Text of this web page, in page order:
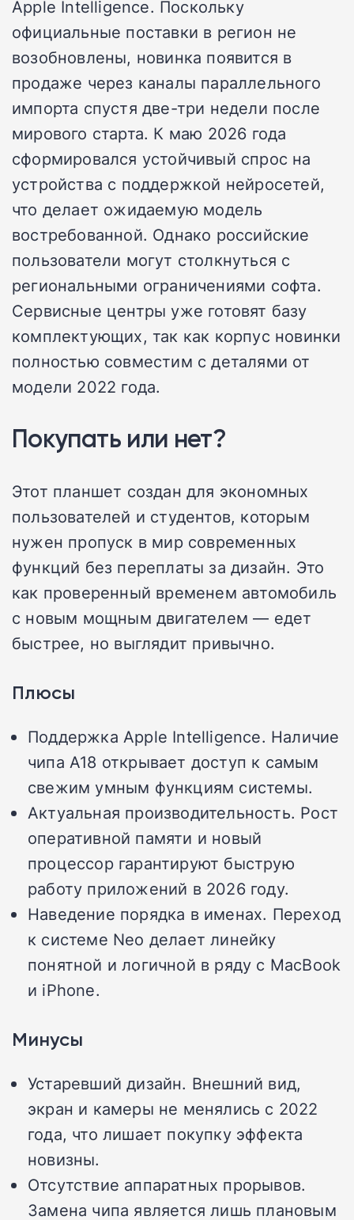
Apple Intelligence. Поскольку
официальные поставки в регион не
возобновлены, новинка появится в
продаже через каналы параллельного
импорта спустя две-три недели после
мирового старта. К маю 2026 года
сформировался устойчивый спрос на
устройства с поддержкой нейросетей,
что делает ожидаемую модель
востребованной. Однако российские
пользователи могут столкнуться с
региональными ограничениями софта.
Сервисные центры уже готовят базу
комплектующих, так как корпус новинки
полностью совместим с деталями от
модели 2022 года.
Покупать или нет?
Этот планшет создан для экономных
пользователей и студентов, которым
нужен пропуск в мир современных
функций без переплаты за дизайн. Это
как проверенный временем автомобиль
с новым мощным двигателем — едет
быстрее, но выглядит привычно.
Плюсы
Поддержка Apple Intelligence. Наличие
чипа A18 открывает доступ к самым
свежим умным функциям системы.
Актуальная производительность. Рост
оперативной памяти и новый
процессор гарантируют быструю
работу приложений в 2026 году.
Наведение порядка в именах. Переход
к системе Neo делает линейку
понятной и логичной в ряду с MacBook
и iPhone.
Минусы
Устаревший дизайн. Внешний вид,
экран и камеры не менялись с 2022
года, что лишает покупку эффекта
новизны.
Отсутствие аппаратных прорывов.
Замена чипа является лишь плановым